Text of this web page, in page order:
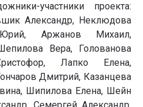
участники проекта:
Александр, Неклюдова
Аржанов Михаил,
Вера, Голованова
Лапко Елена,
Дмитрий, Казанцева
Шипилова Елена, Шейн